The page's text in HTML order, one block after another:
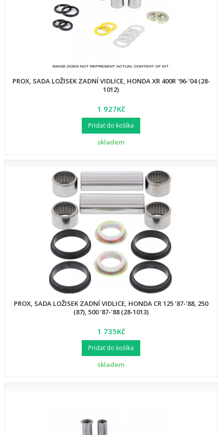
PROX, SADA LOŽISEK ZADNÍ VIDLICE, HONDA XR 400R '96-'04 (28-
1012)
1 927Kč
Pridať do košíka
skladem
PROX, SADA LOŽISEK ZADNÍ VIDLICE, HONDA CR 125 '87-'88, 250
(87), 500 '87-'88 (28-1013)
1 735Kč
Pridať do košíka
skladem